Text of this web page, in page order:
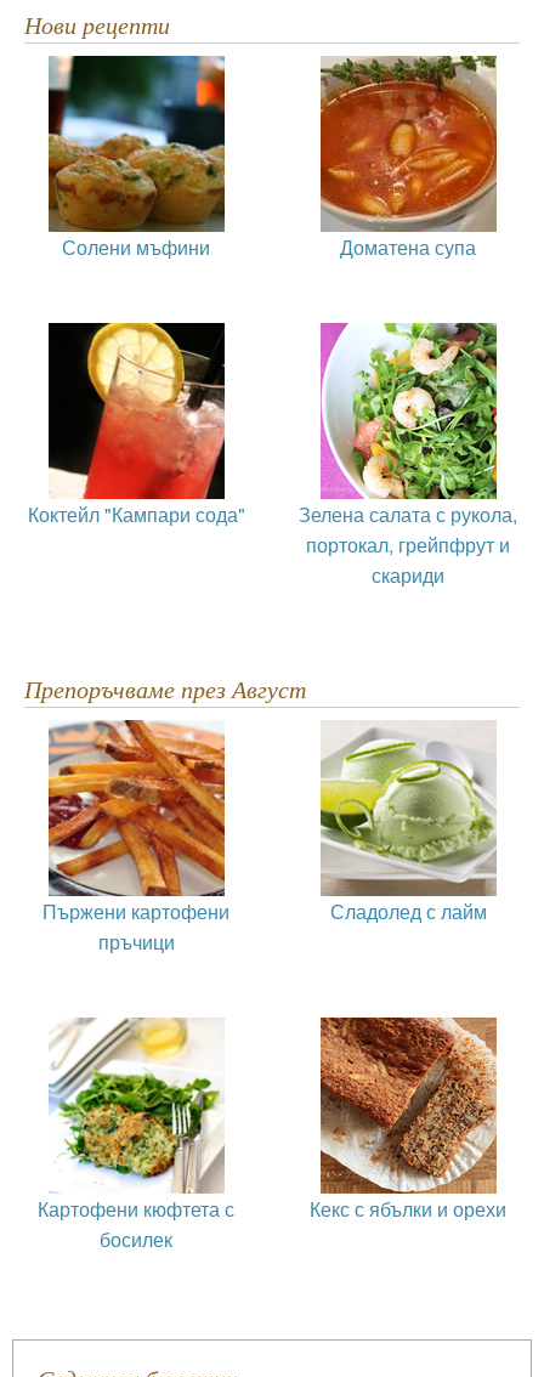
Нови рецепти
Солени мъфини Доматена супа
Коктейл "Кампари сода"
Зелена салата с рукола,
портокал, грейпфрут и
скариди
Препоръчваме през Август
Пържени картофени
пръчици
Сладолед с лайм
Картофени кюфтета с
босилек
Кекс с ябълки и орехи